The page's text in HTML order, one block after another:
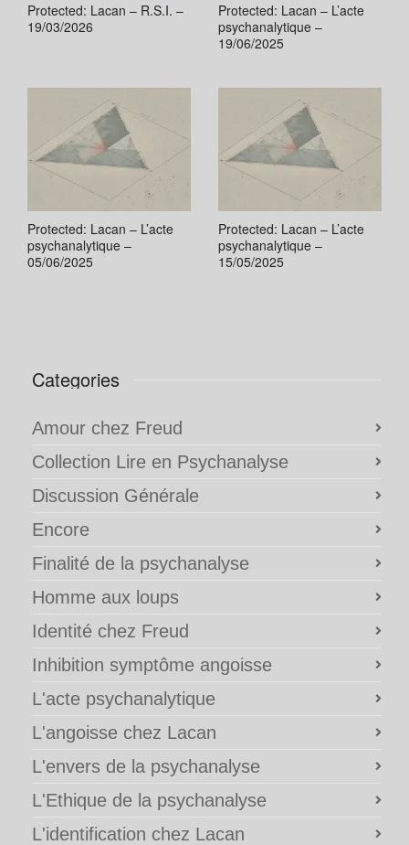
Protected: Lacan – R.S.I. –
19/03/2026
Protected: Lacan – L’acte
psychanalytique –
19/06/2025
Protected: Lacan – L’acte
psychanalytique –
05/06/2025
Protected: Lacan – L’acte
psychanalytique –
15/05/2025
Categories
Amour chez Freud
Collection Lire en Psychanalyse
Discussion Générale
Encore
Finalité de la psychanalyse
Homme aux loups
Identité chez Freud
Inhibition symptôme angoisse
L'acte psychanalytique
L'angoisse chez Lacan
L'envers de la psychanalyse
L'Ethique de la psychanalyse
L'identification chez Lacan